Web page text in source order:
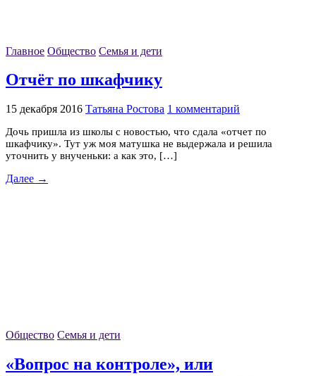
Главное Общество Семья и дети
Отчёт по шкафчику
15 декабря 2016 Татьяна Ростова 1 комментарий
Дочь пришла из школы с новостью, что сдала «отчет по
шкафчику». Тут уж моя матушка не выдержала и решила
уточнить у внученьки: а как это, […]
Далее →
Общество Семья и дети
«Вопрос на контроле», или